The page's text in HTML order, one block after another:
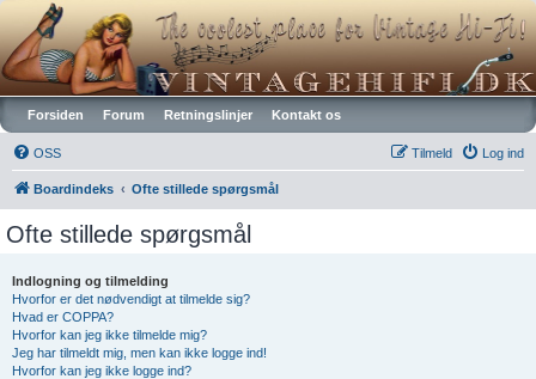
Vintagehifi.dk
Forsiden Forum Retningslinjer Kontakt os
OSS Log ind
Tilmeld
Boardindeks Ofte stillede spørgsmål
Ofte stillede spørgsmål
Indlogning og tilmelding
Hvorfor er det nødvendigt at tilmelde sig?
Hvad er COPPA?
Hvorfor kan jeg ikke tilmelde mig?
Jeg har tilmeldt mig, men kan ikke logge ind!
Hvorfor kan jeg ikke logge ind?